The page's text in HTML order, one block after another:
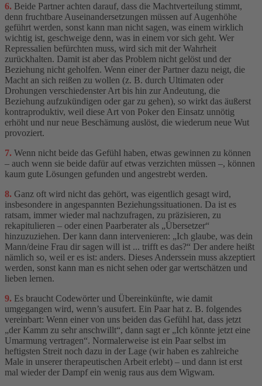
6. Beide Partner achten darauf, dass die Machtverteilung stimmt,
denn fruchtbare Auseinandersetzungen müssen auf Augenhöhe
geführt werden, sonst kann man nicht sagen, was einem wirklich
wichtig ist, geschweige denn, was in einem vor sich geht. Wer
Repressalien befürchten muss, wird sich mit der Wahrheit
zurückhalten. Damit ist aber das Problem nicht gelöst und der
Beziehung nicht geholfen. Wenn einer der Partner dazu neigt, die
Macht an sich reißen zu wollen (z. B. durch Ultimaten oder
Drohungen verschiedenster Art bis hin zur Andeutung, die
Beziehung aufzukündigen oder gar zu gehen), so wirkt das äußerst
kontraproduktiv, weil diese Art von Poker den Einsatz unnötig
erhöht und nur neue Beschämung auslöst, die wiederum neue Wut
provoziert.
7. Wenn nicht beide das Gefühl haben, etwas gewinnen zu können
– auch wenn sie beide dafür auf etwas verzichten müssen –, können
kaum gute Lösungen gefunden und angestrebt werden.
8. Ganz oft wird nicht das gehört, was eigentlich gesagt wird,
insbesondere in angespannten Beziehungssituationen. Da ist es
ratsam, immer wieder mal nachzufragen, zu präzisieren, zu
rekapitulieren – oder einen Paarberater als „Übersetzer“
hinzuzuziehen. Der kann dann intervenieren: „Ich glaube, was dein
Mann/deine Frau dir sagen will ist ... trifft es das?“ Der andere heißt
nämlich so, weil er es ist: anders. Dieses Anderssein muss akzeptiert
werden, sonst kann man es nicht sehen oder gar wertschätzen und
lieben lernen.
9. Es braucht Codewörter und Übereinkünfte, wie damit
umgegangen wird, wenn’s ausufert. Ein Paar hat z. B. folgendes
vereinbart: Wenn einer von uns beiden das Gefühl hat, dass jetzt
„der Kamm zu sehr anschwillt“, dann sagt er „Ich könnte jetzt eine
Umarmung vertragen“. Normalerweise ist ein Paar selbst im
heftigsten Streit noch dazu in der Lage (wir haben es zahlreiche
Male in unserer therapeutischen Arbeit erlebt) – und dann ist erst
mal wieder der Dampf ein wenig raus aus dem Wigwam.